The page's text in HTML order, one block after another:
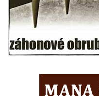
kovové a kancelářské
Schodiště ke kostelu
Marie ve Vilémově
Lázeňský dům čp. 82 v
Libverda